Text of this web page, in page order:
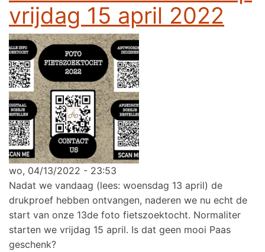
vrijdag 15 april 2022
wo, 04/13/2022 - 23:53
Nadat we vandaag (lees: woensdag 13 april) de
drukproef hebben ontvangen, naderen we nu echt de
start van onze 13de foto fietszoektocht. Normaliter
starten we vrijdag 15 april. Is dat geen mooi Paas
geschenk?